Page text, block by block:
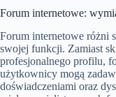
Forum internetowe:
Forum internetowe różni
swojej funkcji. Zamiast
profesjonalnego profilu,
użytkownicy mogą
doświadczeniami oraz